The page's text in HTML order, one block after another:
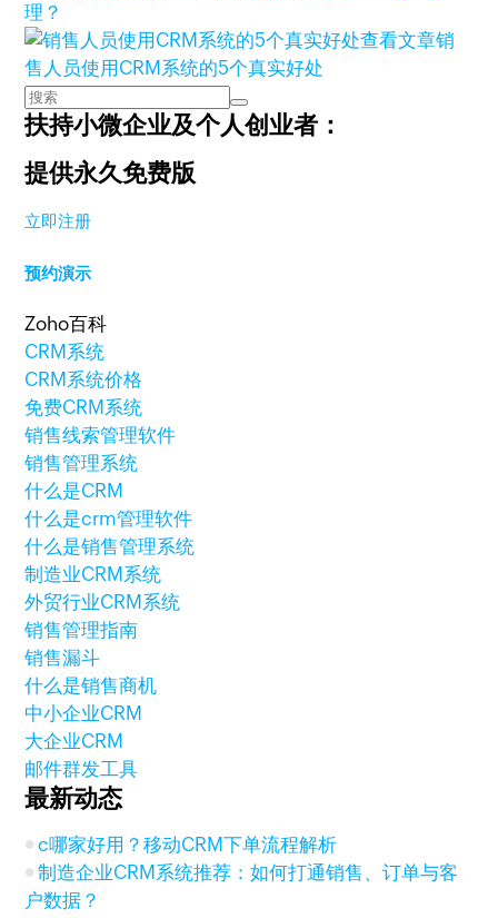
理？
查看文章销
售人员使用CRM系统的5个真实好处
扶持小微企业及个人创业者：
提供永久免费版
立即注册
预约演示
Zoho百科
CRM系统
CRM系统价格
免费CRM系统
销售线索管理软件
销售管理系统
什么是CRM
什么是crm管理软件
什么是销售管理系统
制造业CRM系统
外贸行业CRM系统
销售管理指南
销售漏斗
什么是销售商机
中小企业CRM
大企业CRM
邮件群发工具
最新动态
c哪家好用？移动CRM下单流程解析
制造企业CRM系统推荐：如何打通销售、订单与客
户数据？